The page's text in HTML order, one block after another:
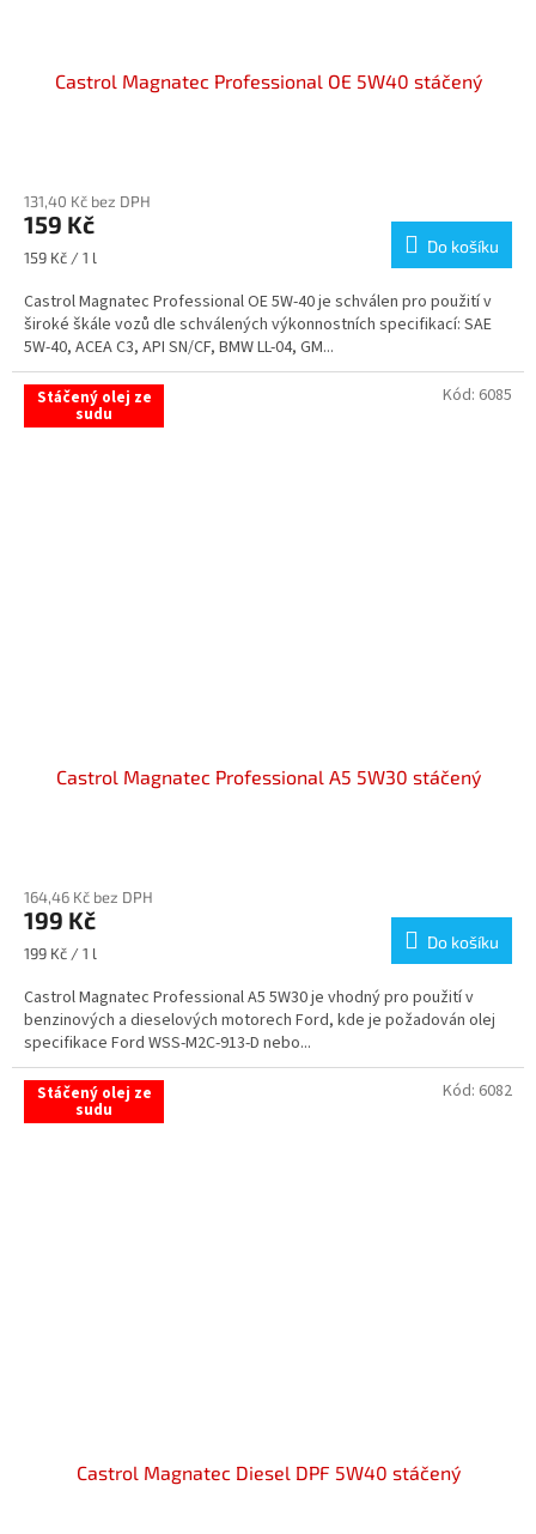
Castrol Magnatec Professional OE 5W40 stáčený
produktu
je
4,0
5
hvězdiček.
131,40 Kč bez DPH
159 Kč
Měrná
159 Kč / 1 l
Do košíku
Castrol Magnatec Professional OE 5W-40 je schválen pro použití v
široké škále vozů dle schválených výkonnostních specifikací: SAE
5W-40, ACEA C3, API SN/CF, BMW LL-04, GM...
Stáčený olej ze
sudu
Castrol Magnatec Professional A5 5W30 stáčený
produktu
je
5,0
5
hvězdiček.
164,46 Kč bez DPH
199 Kč
Měrná
199 Kč / 1 l
Do košíku
Castrol Magnatec Professional A5 5W30 je vhodný pro použití v
benzinových a dieselových motorech Ford, kde je požadován olej
specifikace Ford WSS-M2C-913-D nebo...
Kód: 6085
Stáčený olej ze
sudu
Castrol Magnatec Diesel DPF 5W40 stáčený
Kód: 6082